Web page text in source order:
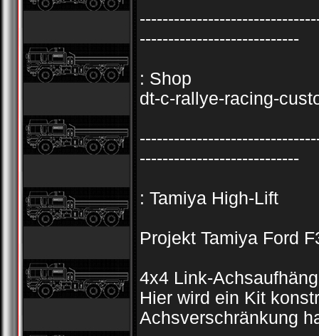
----------------------------
: Shop
dt-c-rallye-racing-
----------------------------
: Tamiya High-Lift
Projekt Tamiya Ford
4x4 Link-
Hier wird ein Kit
Achsverschränkung